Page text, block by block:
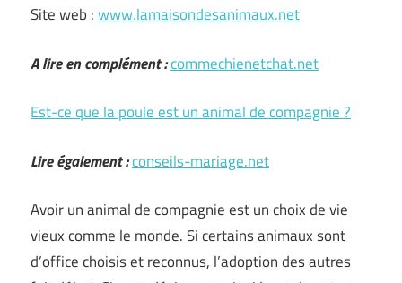
Site web :www.lamaisondesanimaux.net
A lire en complément :commechienetchat.net
Est-ce que la poule est un animal de compagnie ?
Lire également :conseils-mariage.net
Avoir un animal de compagnie est un choix de vie
vieux comme le monde. Si certains animaux sont
d’office choisis et reconnus, l’adoption des autres